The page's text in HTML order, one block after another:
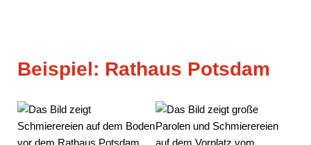
Beispiel: Rathaus Potsdam